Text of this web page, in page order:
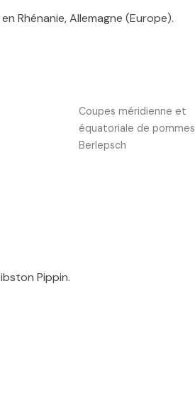
Rhénanie, Allemagne (Europe).
Coupes méridienne et
équatoriale de pommes
Berlepsch
Pippin.